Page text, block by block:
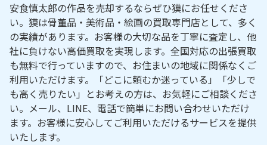
安食慎太郎の作品を売却するならぜひ獏にお任せくださ
い。獏は骨董品・美術品・絵画の買取専門店として、多く
の実績があります。お客様の大切な品を丁寧に査定し、他
社に負けない高価買取を実現します。全国対応の出張買取
も無料で行っていますので、お住まいの地域に関係なくご
利用いただけます。「どこに頼むか迷っている」「少しで
も高く売りたい」とお考えの方は、お気軽にご相談くださ
い。メール、LINE、電話で簡単にお問い合わせいただけ
ます。お客様に安心してご利用いただけるサービスを提供
いたします。